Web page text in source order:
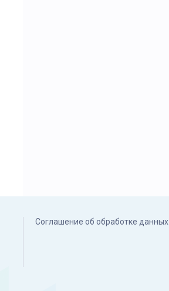
Соглашение об обработке данных